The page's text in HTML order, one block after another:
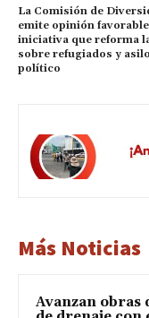
La Comisión de
emite opinión
iniciativa que reforma
sobre refugiados y asilo
político
Más Noticias
Avanzan obras